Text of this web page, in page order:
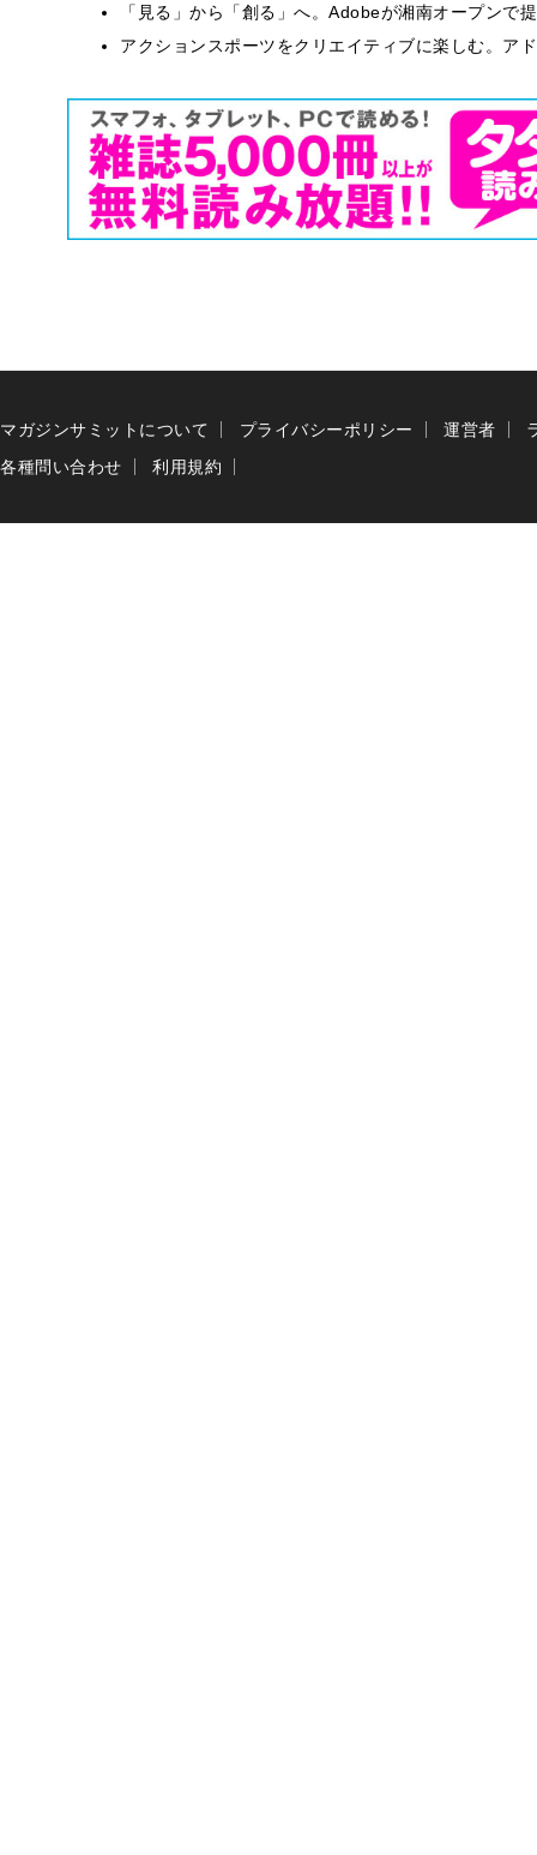
「見る」から「創る」へ。Adobeが湘南オープンで
アクションスポーツをクリエイティブに楽しむ。ア
マガジンサミットについて プライバシーポリシー 運営者
各種問い合わせ
利用規約